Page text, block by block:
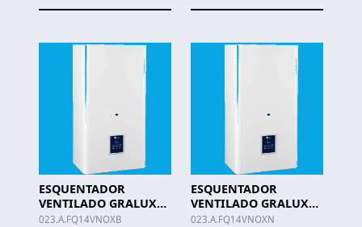
ESQUENTADOR
VENTILADO GRALUX
14 LTS - BUTANO -
023.A.FQ14VNOXB
ESQUENTADOR
VENTILADO GRALUX
14 LTS - NATURAL -
023.A.FQ14VNOXN